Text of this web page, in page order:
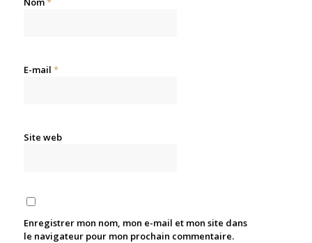
E-mail *
Site web
Enregistrer mon nom, mon e-mail et mon site dans
le navigateur pour mon prochain commentaire.